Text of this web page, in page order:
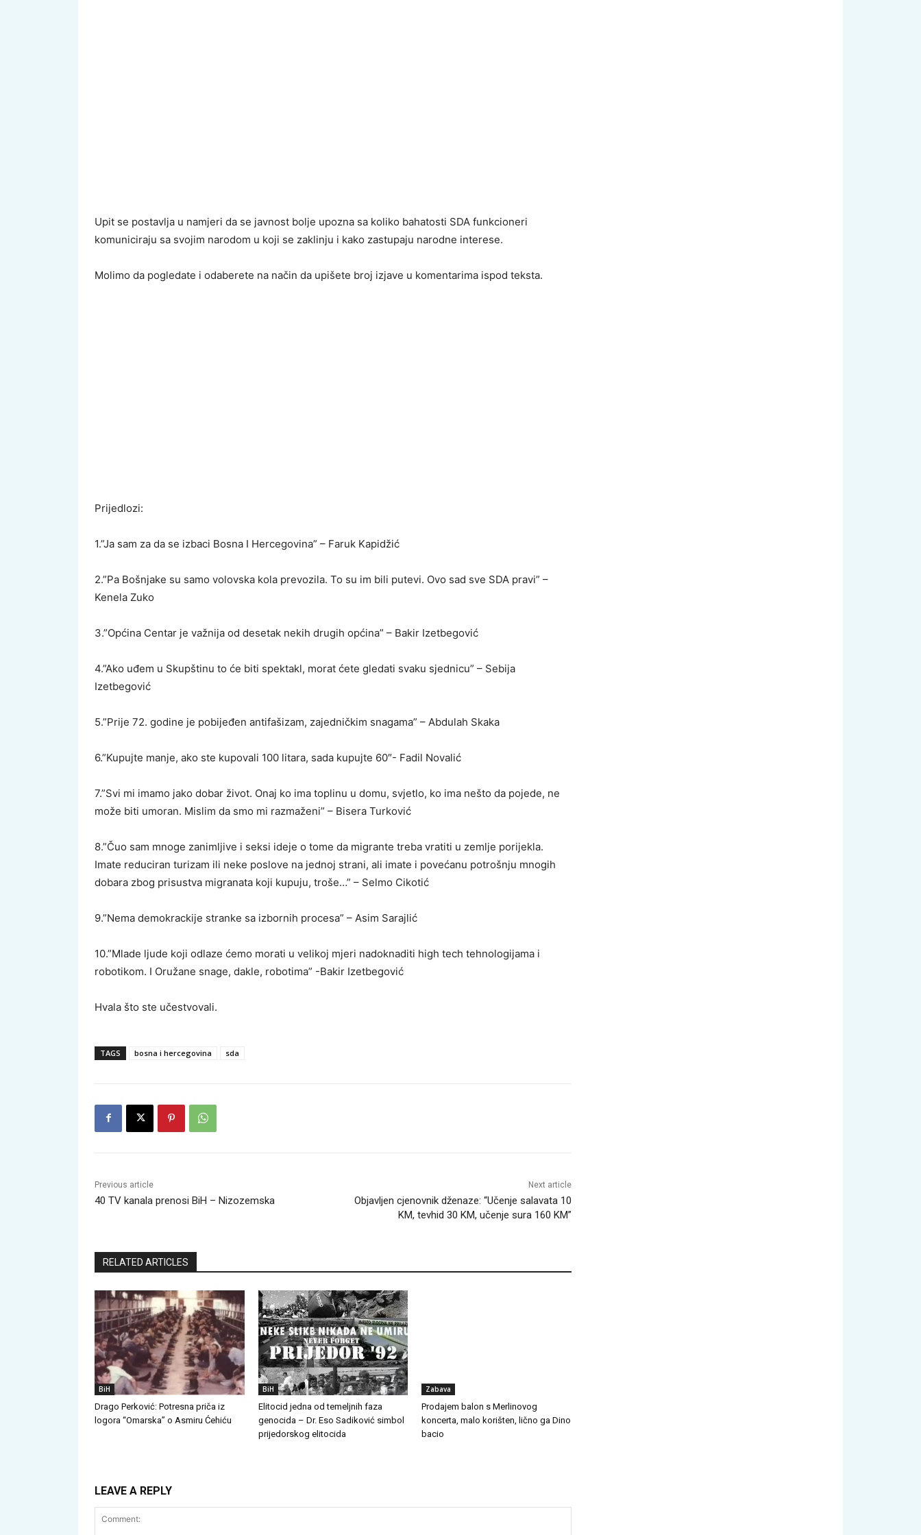
Upit se postavlja u namjeri da se javnost bolje upozna sa koliko bahatosti SDA funkcioneri
komuniciraju sa svojim narodom u koji se zaklinju i kako zastupaju narodne interese.
Molimo da pogledate i odaberete na način da upišete broj izjave u komentarima ispod teksta.
Prijedlozi:
1.”Ja sam za da se izbaci Bosna I Hercegovina” – Faruk Kapidžić
2.”Pa Bošnjake su samo volovska kola prevozila. To su im bili putevi. Ovo sad sve SDA pravi” –
Kenela Zuko
3.”Općina Centar je važnija od desetak nekih drugih općina” – Bakir Izetbegović
4.”Ako uđem u Skupštinu to će biti spektakl, morat ćete gledati svaku sjednicu” – Sebija
Izetbegović
5.”Prije 72. godine je pobijeđen antifašizam, zajedničkim snagama” – Abdulah Skaka
6.”Kupujte manje, ako ste kupovali 100 litara, sada kupujte 60″- Fadil Novalić
7.”Svi mi imamo jako dobar život. Onaj ko ima toplinu u domu, svjetlo, ko ima nešto da pojede, ne
može biti umoran. Mislim da smo mi razmaženi” – Bisera Turković
8.”Čuo sam mnoge zanimljive i seksi ideje o tome da migrante treba vratiti u zemlje porijekla.
Imate reduciran turizam ili neke poslove na jednoj strani, ali imate i povećanu potrošnju mnogih
dobara zbog prisustva migranata koji kupuju, troše…” – Selmo Cikotić
9.”Nema demokrackije stranke sa izbornih procesa” – Asim Sarajlić
10.”Mlade ljude koji odlaze ćemo morati u velikoj mjeri nadoknaditi high tech tehnologijama i
robotikom. I Oružane snage, dakle, robotima” -Bakir Izetbegović
Hvala što ste učestvovali.
TAGS bosna i hercegovina sda
Previous article
40 TV kanala prenosi BiH – Nizozemska
Next article
Objavljen cjenovnik dženaze: “Učenje salavata 10
KM, tevhid 30 KM, učenje sura 160 KM”
RELATED ARTICLES
BiH
Drago Perković: Potresna priča iz
logora “Omarska” o Asmiru Ćehiću
BiH
Elitocid jedna od temeljnih faza
genocida – Dr. Eso Sadiković simbol
prijedorskog elitocida
Zabava
Prodajem balon s Merlinovog
koncerta, malo korišten, lično ga Dino
bacio
LEAVE A REPLY